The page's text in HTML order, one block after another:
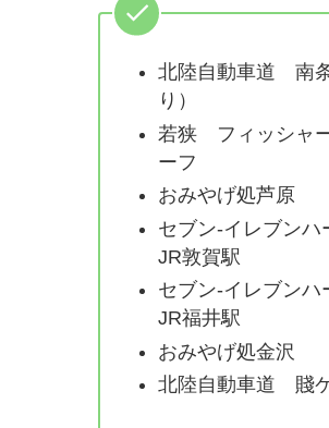
北陸自動車道 南
り）
若狭 フィッシャ
ーフ
おみやげ処芦原
セブン-イレブンハ
JR敦賀駅
セブン-イレブンハ
JR福井駅
おみやげ処金沢
北陸自動車道 賤